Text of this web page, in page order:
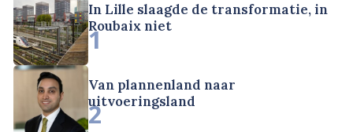
In Lille slaagde de transformatie, in
Roubaix niet
1
Van plannenland naar
uitvoeringsland
2